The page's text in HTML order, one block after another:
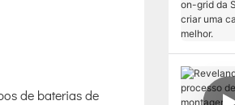
de baterias de